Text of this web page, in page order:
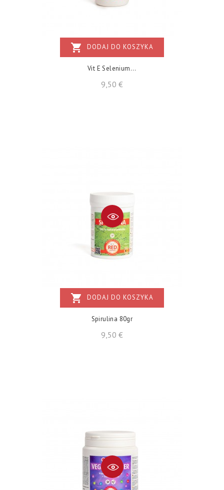
shopping_cart DODAJ DO KOSZYKA
Vit E Selenium...
9,50 €
shopping_cart DODAJ DO KOSZYKA
Spirulina 80gr
9,50 €